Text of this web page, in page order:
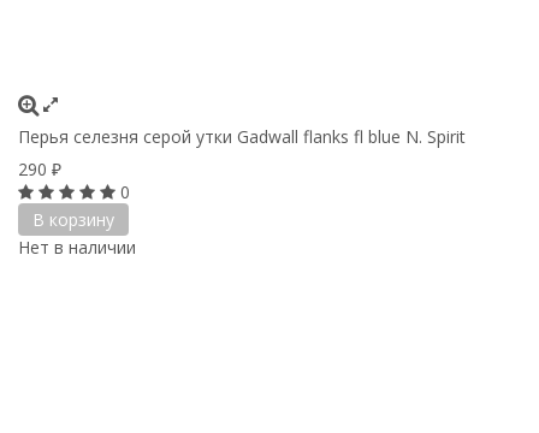
Перья селезня серой утки Gadwall flanks fl blue N. Spirit
290 ₽
0
В корзину
Нет в наличии